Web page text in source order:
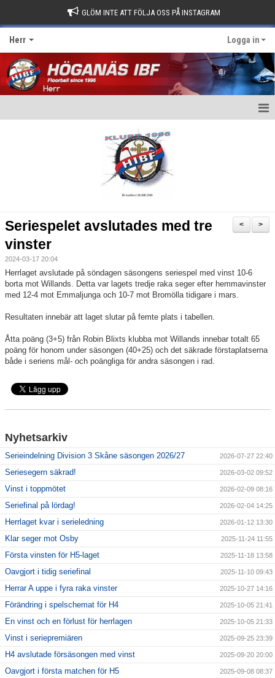
GLÖM INTE ATT FÖLJA OSS PÅ INSTAGRAM
Herr Logga in
Kontakt
>
<
Seriespelet avslutades med tre
vinster
2024-03-17 20:04
Herrlaget avslutade på söndagen säsongens seriespel med vinst 10-6
borta mot Willands. Detta var lagets tredje raka seger efter hemmavinster
med 12-4 mot Emmaljunga och 10-7 mot Bromölla tidigare i mars.
Resultaten innebär att laget slutar på femte plats i tabellen.
Åtta poäng (3+5) från Robin Blixts klubba mot Willands innebar totalt 65
poäng för honom under säsongen (40+25) och det säkrade förstaplatserna
både i seriens mål- och poängliga för andra säsongen i rad.
Nyhetsarkiv
Serieindelning Division 3 Skåne säsongen 2026/27 2026-07-27 22:40
Seriesegern säkrad! 2026-03-02 09:52
Vinst i toppmötet 2026-02-09 08:16
Seriefinal på lördag! 2026-02-04 14:25
Herrlaget kvar i serieledning 2026-01-12 13:30
Klar seger mot Osby 2025-11-24 11:55
Första vinsten för H5-laget 2025-11-18 13:58
Oavgjort i tidig seriefinal 2025-11-10 09:43
Herrar A uppe i fyra raka vinster 2025-10-27 14:16
Förändring i spelschemat för H4 2025-10-05 21:41
En vinst och en förlust för herrlagen 2025-10-05 21:33
Vinst i seriepremiären 2025-09-25 23:39
H4 avslutade försäsongen med vinst 2025-09-20 20:00
Oavgjort i första matchen för H5 2025-09-08 08:37